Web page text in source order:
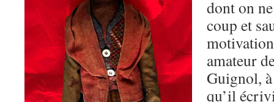
dont on
coup et
amateur
Guignol,
qu’il